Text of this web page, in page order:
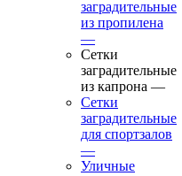
заградительные
из пропилена
—
Сетки
заградительные
из капрона —
Сетки
заградительные
для спортзалов
—
Уличные